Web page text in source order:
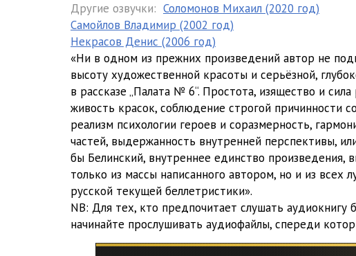
01-08
01-09
01-11
01-12
01-13
01-14
01-15
Другие озвучки: Соломонов Михаил (2020 год)
Самойлов Владимир (2002 год)
Некрасов Денис (2006 год)
«Ни в одном из прежних произведений автор не
высоту художественной красоты и серьёзной,
в рассказе „Палата № 6“. Простота, изящество и
живость красок, соблюдение строгой причинности
реализм психологии героев и соразмерность,
частей, выдержанность внутренней перспективы,
бы Белинский, внутреннее единство произведения,
только из массы написанного автором, но и из всех
русской текущей беллетристики».
NB: Для тех, кто предпочитает слушать
начинайте прослушивать аудиофайлы, спереди